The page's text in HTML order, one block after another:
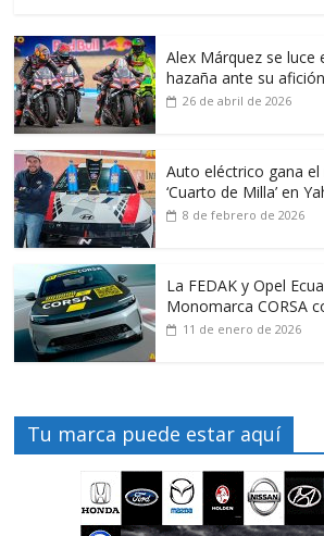
Alex Márquez se luce
hazaña ante su afición
26 de abril de 2026
Auto eléctrico gana
‘Cuarto de Milla’ en
8 de febrero de 2026
La FEDAK y Opel
Monomarca CORSA
11 de enero de 2026
Tu marca puede estar aquí